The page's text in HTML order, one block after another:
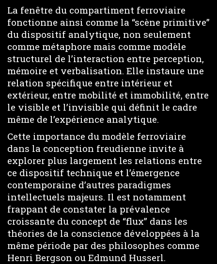
La fenêtre du compartiment ferroviaire
fonctionne ainsi comme la “scène primitive”
du dispositif analytique, non seulement
comme métaphore mais comme modèle
structurel de l’interaction entre perception,
mémoire et verbalisation. Elle instaure une
relation spécifique entre intérieur et
extérieur, entre mobilité et immobilité, entre
le visible et l’invisible qui définit le cadre
même de l’expérience analytique.
Cette importance du modèle ferroviaire
dans la conception freudienne invite à
explorer plus largement les relations entre
ce dispositif technique et l’émergence
contemporaine d’autres paradigmes
intellectuels majeurs. Il est notamment
frappant de constater la prévalence
croissante du concept de “flux” dans les
théories de la conscience développées à la
même période par des philosophes comme
Henri Bergson ou Edmund Husserl.